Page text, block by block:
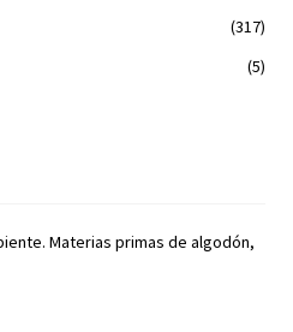
(317)
(5)
Materias primas de algodón,